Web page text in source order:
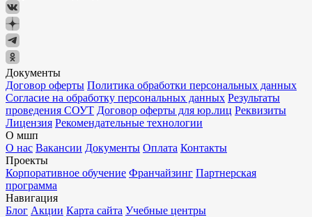
Документы
Договор оферты Политика обработки персональных данных
Согласие на обработку персональных данных Результаты
проведения СОУТ Договор оферты для юр.лиц Реквизиты
Лицензия Рекомендательные технологии
О мшп
О нас Вакансии Документы Оплата Контакты
Проекты
Корпоративное обучение Франчайзинг Партнерская
программа
Навигация
Блог Акции Карта сайта Учебные центры